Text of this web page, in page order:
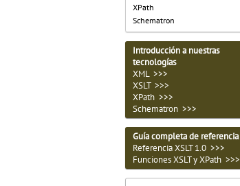
XPath
Schematron
Introducción a nuestras
tecnologías
XML >>>
XSLT >>>
XPath >>>
Schematron >>>
Guía completa de referencia
Referencia XSLT 1.0 >>>
Funciones XSLT y XPath >>>